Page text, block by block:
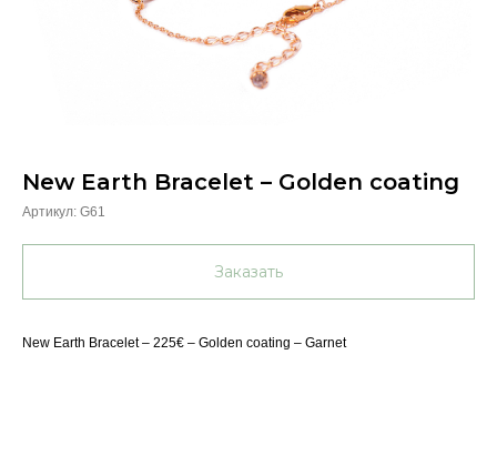
New Earth Bracelet – Golden coating
Артикул: G61
Заказать
New Earth Bracelet – 225€ – Golden coating – Garnet